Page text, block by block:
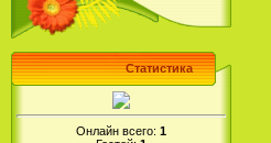
Статистика
Онлайн всего: 1